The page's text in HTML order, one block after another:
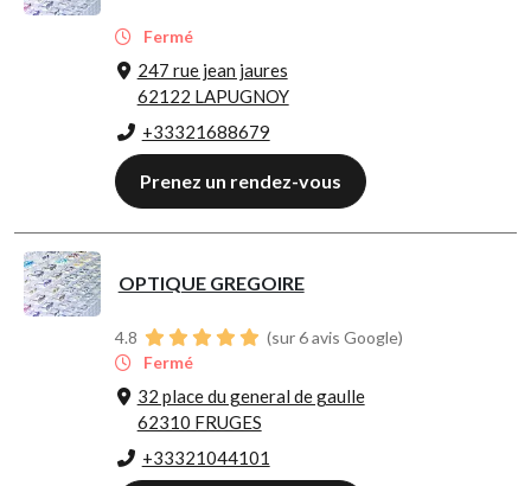
Fermé
247 rue jean jaures
62122 LAPUGNOY
+33321688679
Prenez un rendez-vous
OPTIQUE GREGOIRE
4.8
(sur 6 avis Google)
Fermé
32 place du general de gaulle
62310 FRUGES
+33321044101